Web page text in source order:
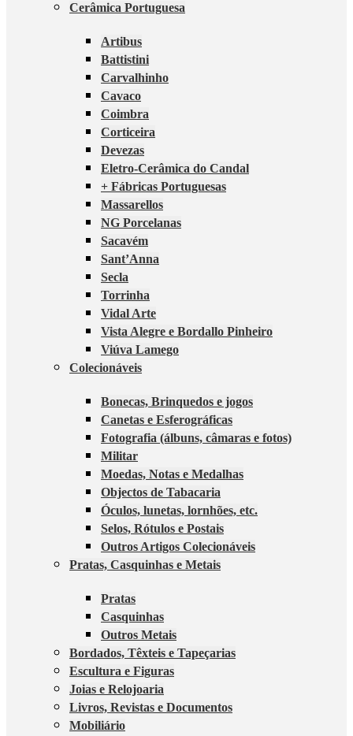
Cerâmica Portuguesa
Artibus
Battistini
Carvalhinho
Cavaco
Coimbra
Corticeira
Devezas
Eletro-Cerâmica do Candal
+ Fábricas Portuguesas
Massarellos
NG Porcelanas
Sacavém
Sant’Anna
Secla
Torrinha
Vidal Arte
Vista Alegre e Bordallo Pinheiro
Viúva Lamego
Colecionáveis
Bonecas, Brinquedos e jogos
Canetas e Esferográficas
Fotografia (álbuns, câmaras e fotos)
Militar
Moedas, Notas e Medalhas
Objectos de Tabacaria
Óculos, lunetas, lornhões, etc.
Selos, Rótulos e Postais
Outros Artigos Colecionáveis
Pratas, Casquinhas e Metais
Pratas
Casquinhas
Outros Metais
Bordados, Têxteis e Tapeçarias
Escultura e Figuras
Joias e Relojoaria
Livros, Revistas e Documentos
Mobiliário